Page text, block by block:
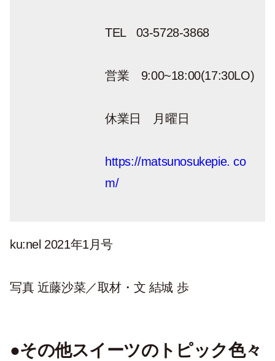
TEL 03-5728-3868
営業 9:00~18:00(17:30LO)
休業日 月曜日
https://matsunosukepie. co
m/
ku:nel 2021年1 月号
写真 近藤沙菜／取材・文 結城 歩
●その他スイーツのトピック色々